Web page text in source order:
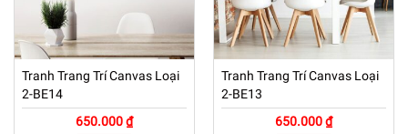
Tranh Trang Trí Canvas Loại
2-BE14
650.000 ₫
Tranh Trang Trí Canvas Loại
2-BE13
650.000 ₫